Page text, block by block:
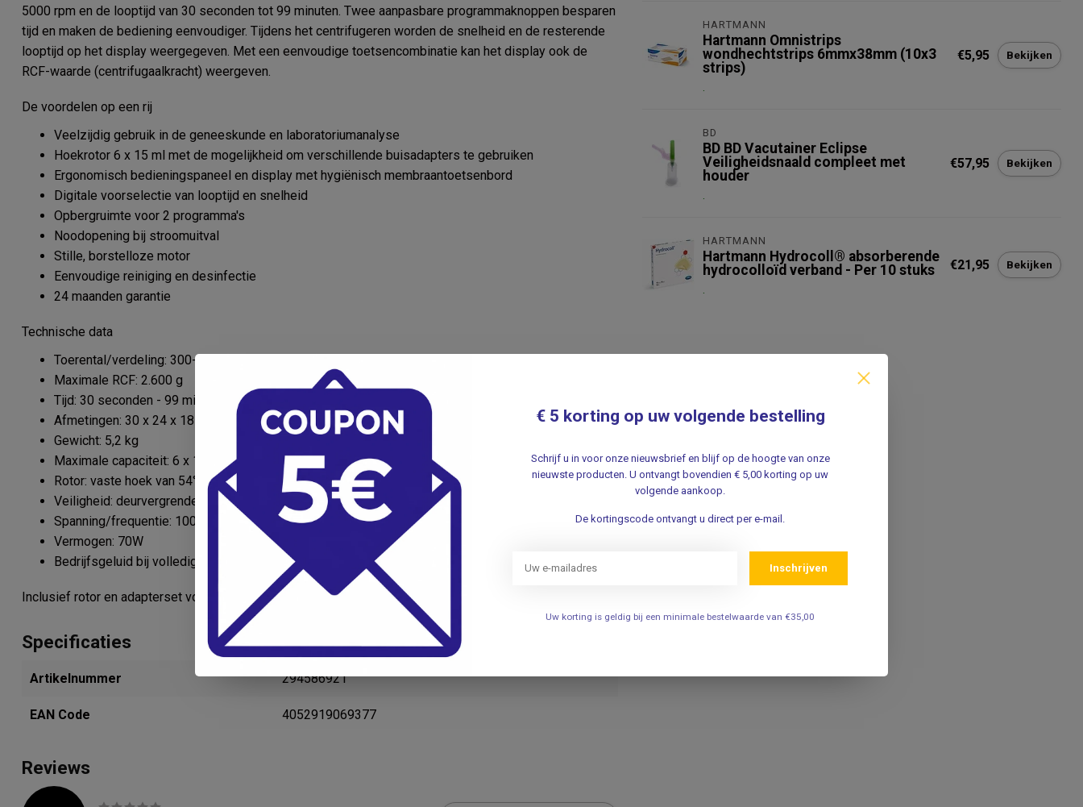
5000 rpm en de looptijd van 30 seconden tot 99 minuten. Twee aanpasbare programmaknoppen besparen
tijd en maken de bediening eenvoudiger. Tijdens het centrifugeren worden de snelheid en de resterende
looptijd op het display weergegeven. Met een eenvoudige toetsencombinatie kan het display ook de
RCF-waarde (centrifugaalkracht) weergeven.
De voordelen op een rij
Veelzijdig gebruik in de geneeskunde en laboratoriumanalyse
Hoekrotor 6 x 15 ml met de mogelijkheid om verschillende buisadapters te gebruiken
Ergonomisch bedieningspaneel en display met hygiënisch membraantoetsenbord
Digitale voorselectie van looptijd en snelheid
Opbergruimte voor 2 programma's
Noodopening bij stroomuitval
Stille, borstelloze motor
Eenvoudige reiniging en desinfectie
24 maanden garantie
Technische data
Toerental/verdeling: 300-5000 tpm / 10 tpm
Maximale RCF: 2.600 g
Tijd: 30 seconden - 99 minuten en continu gebruik
Afmetingen: 30 x 24 x 18 cm (L x B x H)
Gewicht: 5,2 kg
Maximale capaciteit: 6 x 15 ml
Rotor: vaste hoek van 54°
Veiligheid: deurvergrendeling, onbalanscontrole, interne diagnose
Spanning/frequentie: 100 - 240 V / 50/60 Hz
Vermogen: 70W
Bedrijfsgeluid bij volledige belasting: 56 dB
Inclusief rotor en adapterset voor verschillende buistypes
Specificaties
Artikelnummer 294586921
EAN Code 4052919069377
Reviews
HARTMANN
Hartmann Omnistrips
wondhechtstrips 6mmx38mm (10x3
strips)
.
€5,95 Bekijken
BD
BD BD Vacutainer Eclipse
Veiligheidsnaald compleet met
houder
.
€57,95 Bekijken
HARTMANN
Hartmann Hydrocoll® absorberende
hydrocolloïd verband - Per 10 stuks
.
€21,95 Bekijken
€ 5 korting op uw volgende bestelling
Schrijf u in voor onze nieuwsbrief en blijf op de hoogte van onze
nieuwste producten. U ontvangt bovendien € 5,00 korting op uw
volgende aankoop.
De kortingscode ontvangt u direct per e-mail.
Inschrijven
Uw korting is geldig bij een minimale bestelwaarde van €35,00